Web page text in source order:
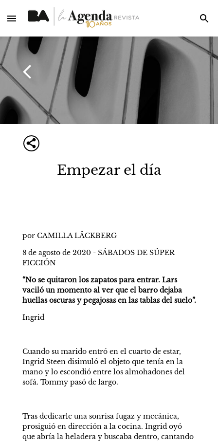
Empezar el día
por CAMILLA LÄCKBERG
8 de agosto de 2020 - SÁBADOS DE SÚPER
FICCIÓN
“No se quitaron los zapatos para entrar. Lars
vaciló un momento al ver que el barro dejaba
huellas oscuras y pegajosas en las tablas del suelo”.
Ingrid
Cuando su marido entró en el cuarto de estar,
Ingrid Steen disimuló el objeto que tenía en la
mano y lo escondió entre los almohadones del
sofá. Tommy pasó de largo.
Tras dedicarle una sonrisa fugaz y mecánica,
prosiguió en dirección a la cocina. Ingrid oyó
que abría la heladera y buscaba dentro, cantando